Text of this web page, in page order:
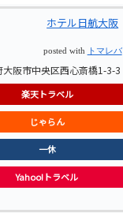
ホテル日航大阪
posted with トマレバ
大阪市中央区西心斎橋1-3-3
楽天トラベル
じゃらん
一休
Yahoo!トラベル